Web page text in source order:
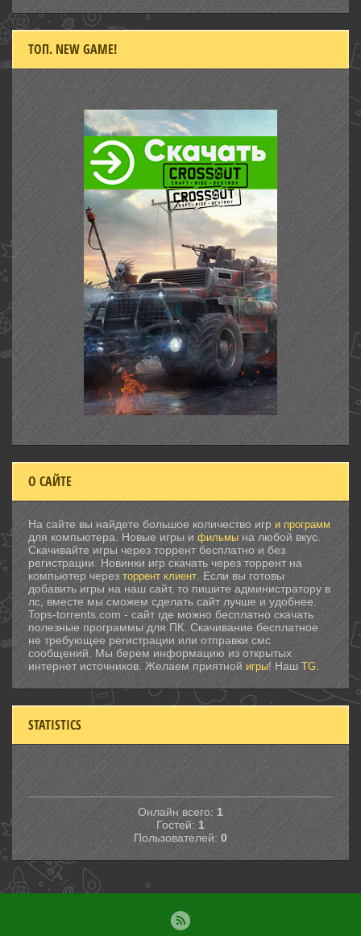
ТОП. NEW GAME!
О САЙТЕ
На сайте вы найдете большое количество игр и программ
для компьютера. Новые игры и фильмы на любой вкус.
Скачивайте игры через торрент бесплатно и без
регистрации. Новинки игр скачать через торрент на
компьютер через торрент клиент . Если вы готовы
добавить игры на наш сайт, то пишите администратору в
лс, вместе мы сможем сделать сайт лучше и удобнее.
Tops-torrents.com - сайт где можно бесплатно скачать
полезные программы для ПК. Скачивание бесплатное
не требующее регистрации или отправки смс
сообщений. Мы берем информацию из открытых
интернет источников. Желаем приятной игры! Наш TG
STATISTICS
Онлайн всего: 1
Гостей: 1
Пользователей: 0